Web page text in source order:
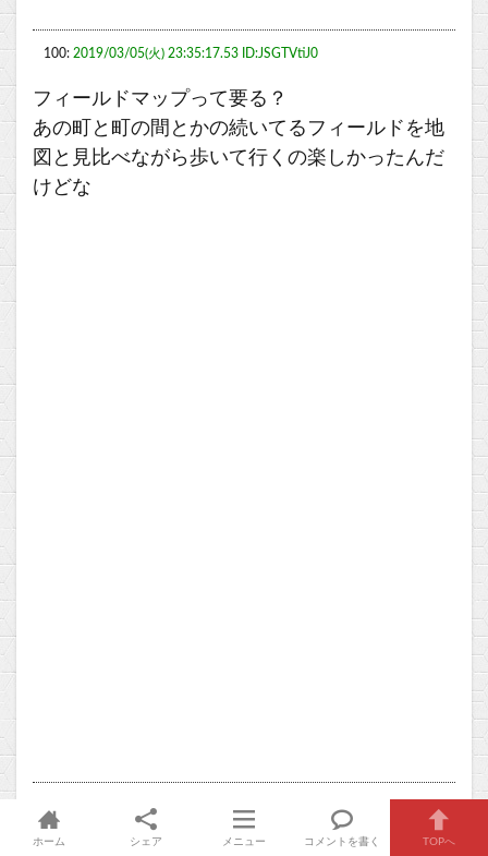
100: 2019/03/05(火) 23:35:17.53 ID:JSGTVtiJ0
フィールドマップって要る？
あの町と町の間とかの続いてるフィールドを地
図と見比べながら歩いて行くの楽しかったんだ
けどな
2019/03/06(水) 00:58:17.20 ID:ZabFukihM
>>100
ホーム シェア メニュー コメントを書く TOPへ